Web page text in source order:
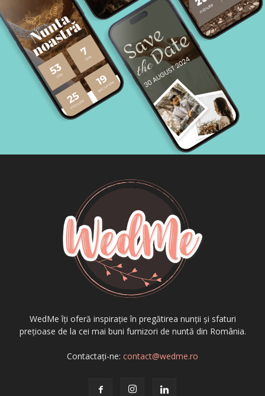
WedMe îți oferă inspirație în pregătirea nunții și sfaturi
prețioase de la cei mai buni furnizori de nuntă din România.
Contactați-ne: contact@wedme.ro